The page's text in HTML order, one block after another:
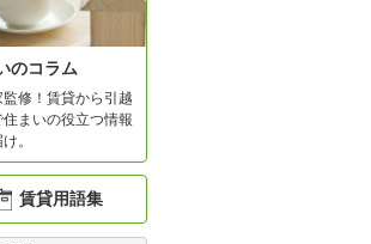
のコラム
監修！賃貸から引越
住まいの役立つ情報
。
賃貸用語集